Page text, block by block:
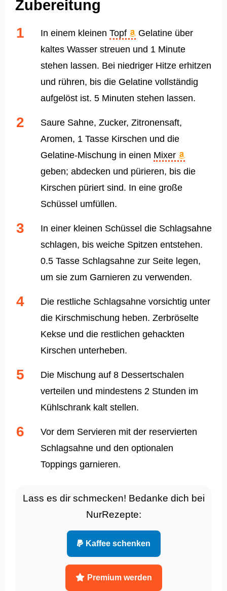
Zubereitung
In einem kleinen Topf
Gelatine über
kaltes Wasser streuen und 1 Minute
stehen lassen. Bei niedriger Hitze erhitzen
und rühren, bis die Gelatine vollständig
aufgelöst ist. 5 Minuten stehen lassen.
Saure Sahne, Zucker, Zitronensaft,
Aromen, 1 Tasse Kirschen und die
Gelatine-Mischung in einen Mixer
geben; abdecken und pürieren, bis die
Kirschen püriert sind. In eine große
Schüssel umfüllen.
In einer kleinen Schüssel die Schlagsahne
schlagen, bis weiche Spitzen entstehen.
0.5 Tasse Schlagsahne zur Seite legen,
um sie zum Garnieren zu verwenden.
Die restliche Schlagsahne vorsichtig unter
die Kirschmischung heben. Zerbröselte
Kekse und die restlichen gehackten
Kirschen unterheben.
Die Mischung auf 8 Dessertschalen
verteilen und mindestens 2 Stunden im
Kühlschrank kalt stellen.
Vor dem Servieren mit der reservierten
Schlagsahne und den optionalen
Toppings garnieren.
Lass es dir schmecken! Bedanke dich bei
NurRezepte:
Kaffee schenken
Premium werden